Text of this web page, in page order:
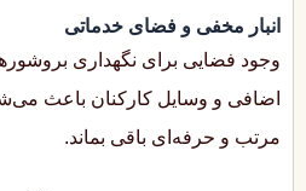
انبار مخفی و فضای خدماتی
وجود فضایی برای نگهداری
اضافی و وسایل کارکنان باعث
مرتب و حرفه‌ای باقی بماند.